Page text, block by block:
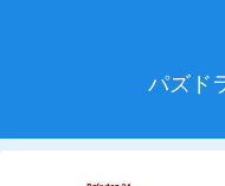
パズド